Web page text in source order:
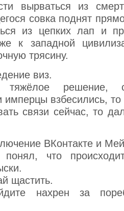
вырваться из
совка поднят
из цепких лап и
к западной
трясину.
виз.
тяжёлое решение,
имперцы взбесились, то
связи сейчас, то
ВКонтакте и
что
щастить.
нахрен за